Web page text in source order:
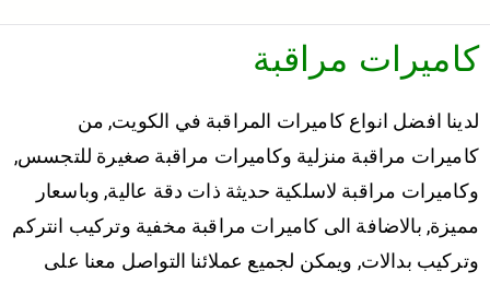
كاميرات مراقبة
لدينا افضل انواع كاميرات المراقبة في الكويت, من
كاميرات مراقبة منزلية وكاميرات مراقبة صغيرة للتجسس,
وكاميرات مراقبة لاسلكية حديثة ذات دقة عالية, وباسعار
مميزة, بالاضافة الى كاميرات مراقبة مخفية وتركيب انتركم
وتركيب بدالات, ويمكن لجميع عملائنا التواصل معنا على